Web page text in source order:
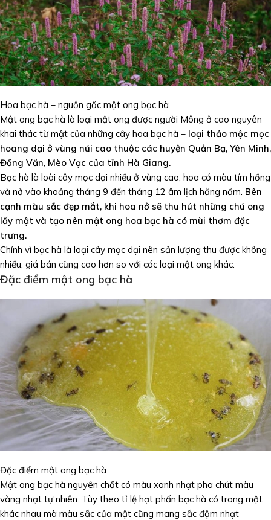
Hoa bạc hà – nguồn gốc mật ong bạc hà
Mật ong bạc hà là loại mật ong được người Mông ở cao nguyên
khai thác từ mật của những cây hoa bạc hà – loại thảo mộc mọc
hoang dại ở vùng núi cao thuộc các huyện Quản Bạ, Yên Minh,
Đồng Văn, Mèo Vạc của tỉnh Hà Giang.
Bạc hà là loài cây mọc dại nhiều ở vùng cao, hoa có màu tím hồng
và nở vào khoảng tháng 9 đến tháng 12 âm lịch hằng năm. Bên
cạnh màu sắc đẹp mắt, khi hoa nở sẽ thu hút những chú ong
lấy mật và tạo nên mật ong hoa bạc hà có mùi thơm đặc
trưng.
Chính vì bạc hà là loại cây mọc dại nên sản lượng thu được không
nhiều, giá bán cũng cao hơn so với các loại mật ong khác.
Đặc điểm mật ong bạc hà
Đặc điểm mật ong bạc hà
Mật ong bạc hà nguyên chất có màu xanh nhạt pha chút màu
vàng nhạt tự nhiên. Tùy theo tỉ lệ hạt phấn bạc hà có trong mật
khác nhau mà màu sắc của mật cũng mang sắc đậm nhạt